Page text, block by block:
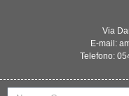
Via
E-mail:
Telefono: